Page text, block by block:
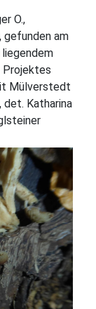
O.,
gefunden am
liegendem
Projektes
Mülverstedt
det. Katharina